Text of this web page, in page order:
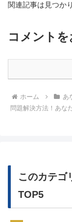
関連記事は見つか
コメント
ホーム あ
問題解決方法！あな
このカテゴ
TOP5